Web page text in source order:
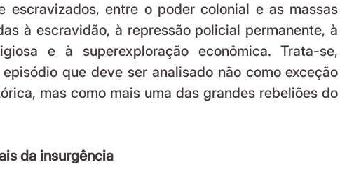
escravizados, entre o poder colonial e as massas
à escravidão, à repressão policial permanente, à
e à superexploração econômica. Trata-se,
que deve ser analisado não como exceção
mas como mais uma das grandes rebeliões do
da insurgência